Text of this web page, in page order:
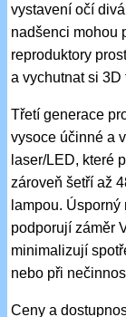
vystavení očí
nadšenci mohou
reproduktory
a vychutnat si
Třetí generace
vysoce účinné a
laser/LED, které
zároveň šetří až
lampou.
podporují záměr
minimalizují
nebo při
Ceny a